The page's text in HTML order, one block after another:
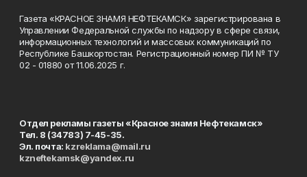
Газета «КРАСНОЕ ЗНАМЯ НЕФТЕКАМСК» зарегистрирована в
Управлении Федеральной службы по надзору в сфере связи,
информационных технологий и массовых коммуникаций по
Республике Башкортостан. Регистрационный номер ПИ № ТУ
02 - 01880 от 11.06.2025 г.
Отдел рекламы газеты «Красное знамя Нефтекамск»
Тел. 8 (34783) 7-45-35.
Эл. почта: kzreklama@mail.ru
kzneftekamsk@yandex.ru